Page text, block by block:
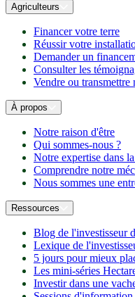
Agriculteurs
Financer votre terre
Réussir votre
Demander un
Consulter les
Vendre ou transmettre
À propos
Notre raison d'être
Qui sommes-nous ?
Notre expertise dans
Comprendre notre
Nous sommes une
Ressources
Blog de l'investisseur
Lexique de
5 jours pour mieux
Les mini-séries
Investir dans une